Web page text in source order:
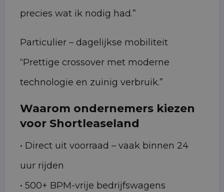
precies wat ik nodig had.”
Particulier – dagelijkse mobiliteit
“Prettige crossover met moderne
technologie en zuinig verbruik.”
Waarom ondernemers kiezen
voor Shortleaseland
• Direct uit voorraad – vaak binnen 24
uur rijden
• 500+ BPM-vrije bedrijfswagens